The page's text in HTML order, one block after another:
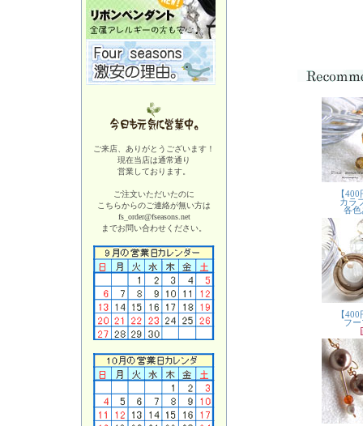
ご来店、ありがとうございます！
現在当店は通常通り
営業しております。
ご注文いただいたのに
こちらからのご連絡が無い方は
fs_order@fseasons.net
までお問い合わせください。